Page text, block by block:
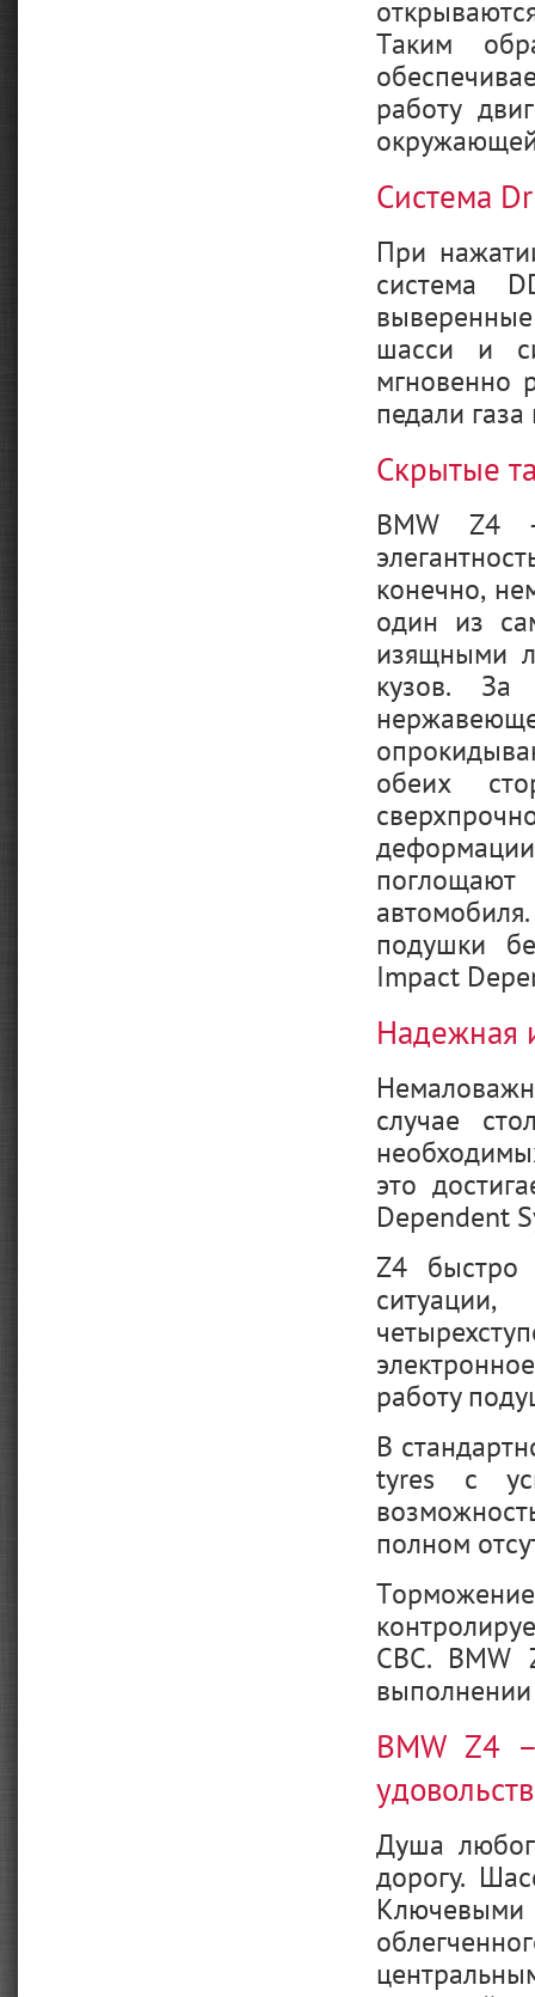
Таким
работу
Система
При
система
шасси и
мгновенно
педали
Скрытые
BMW Z4
конечно,
один из
изящными
кузов. За
обеих
подушки
Impact
Надежная
случае
это
Dependent
Z4 быстро
работу
В
tyres с
полном
CBC.
BMW Z4
Душа
дорогу.
Ключевыми